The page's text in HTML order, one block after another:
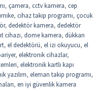
, çamera, cctv kamera, cep
, cihaz takip programı, çocuk
, dedektör kamera, dedektör
cihazı, dome kamera, dükkan
, el dedektörü, el izi okuyucu, el
, elektronik cihazlar,
, elektronik kartlı kapı
yazılım, eleman takip programı,
, en iyi güvenlik kamera